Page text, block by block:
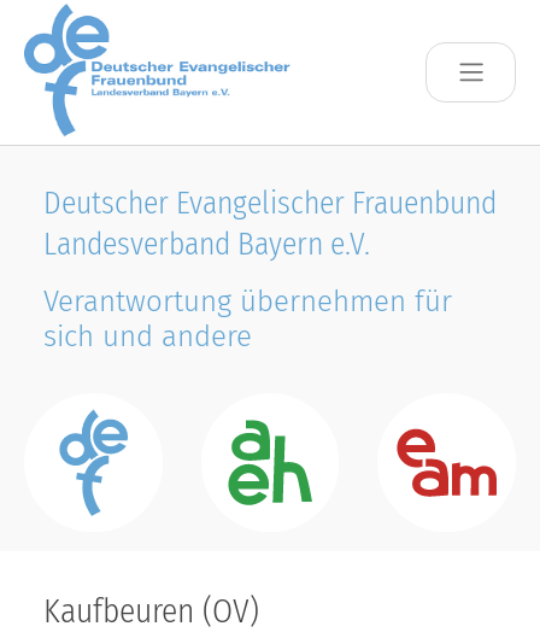
Skip to main content
Deutscher Evangelischer Frauenbund
Landesverband Bayern e.V.
Verantwortung übernehmen für
sich und andere
Kaufbeuren (OV)